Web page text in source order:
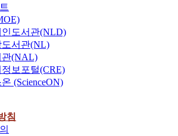
인도서관(NLD)
서관(NL)
관(NAL)
보포털(CRE)
(ScienceON)
침